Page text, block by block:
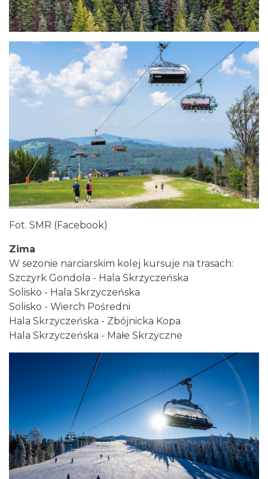
Fot. SMR (Facebook)
Zima
W sezonie narciarskim kolej kursuje na trasach:
Szczyrk Gondola - Hala Skrzyczeńska
Solisko - Hala Skrzyczeńska
Solisko - Wierch Pośredni
Hala Skrzyczeńska - Zbójnicka Kopa
Hala Skrzyczeńska - Małe Skrzyczne